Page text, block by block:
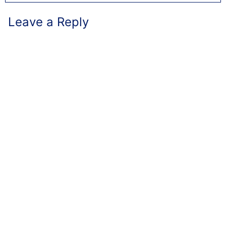
Leave a Reply